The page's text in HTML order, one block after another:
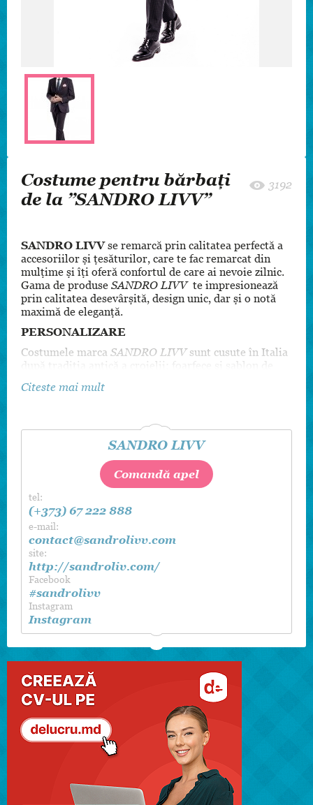
Costume pentru bărbați
de la ”SANDRO LIVV”
3192
SANDRO LIVV se remarcă prin calitatea perfectă a
accesoriilor și țesăturilor, care te fac remarcat din
mulțime și îți oferă confortul de care ai nevoie zilnic.
Gama de produse SANDRO LIVV te impresionează
prin calitatea desevârșită, design unic, dar și o notă
maximă de eleganță.
PERSONALIZARE
Costumele marca SANDRO LIVVsunt cusute în Italia
după tradiția antică a croielii: foarfece și sablon de
atelierul a reușit să îmbine tradiția cusutului de mână
gusturile oricărui client, începând de la sacouri,
pantaloni, terminând cu nasturi și culoarea aței cu
Citeste mai mult
SANDRO LIVV
Comandă apel
tel:
(+373) 67 222 888
e-mail:
contact@sandrolivv.com
site:
http://sandroliv.com/
Facebook
#sandrolivv
Instagram
Instagram